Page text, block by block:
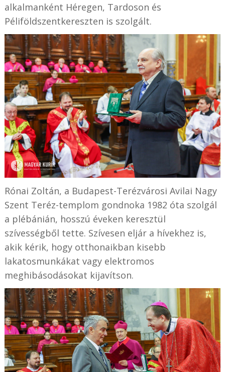
alkalmanként Héregen, Tardoson és
Péliföldszentkereszten is szolgált.
Rónai Zoltán, a Budapest-Terézvárosi Avilai Nagy
Szent Teréz-templom gondnoka 1982 óta szolgál
a plébánián, hosszú éveken keresztül
szívességből tette. Szívesen eljár a hívekhez is,
akik kérik, hogy otthonaikban kisebb
lakatosmunkákat vagy elektromos
meghibásodásokat kijavítson.